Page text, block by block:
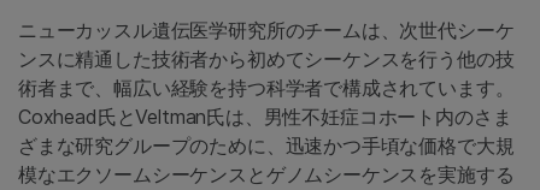
ニューカッスル遺伝医学研究所のチームは、次世代シーケ
ンスに精通した技術者から初めてシーケンスを行う他の技
術者まで、幅広い経験を持つ科学者で構成されています。
Coxhead氏とVeltman氏は、男性不妊症コホート内のさま
ざまな研究グループのために、迅速かつ手頃な価格で大規
模なエクソームシーケンスとゲノムシーケンスを実施する